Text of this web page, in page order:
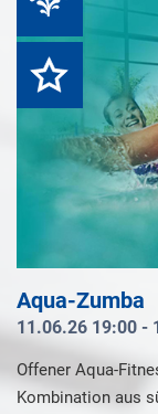
Highlight
Aqua-Zumba
11.06.26 19:00 -
Offener Aqua-
Kombination aus